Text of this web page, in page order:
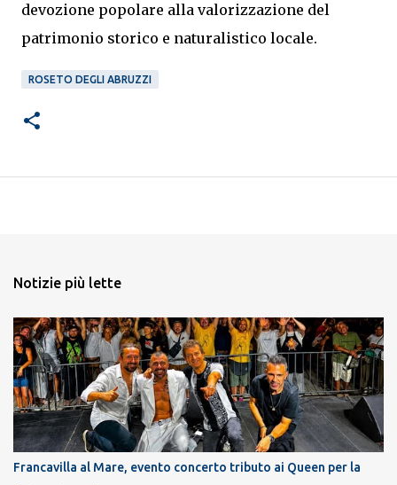
devozione popolare alla valorizzazione del
patrimonio storico e naturalistico locale.
ROSETO DEGLI ABRUZZI
Notizie più lette
Francavilla al Mare, evento concerto tributo ai Queen per la